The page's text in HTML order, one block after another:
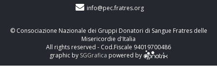
info@pec.fratres.org
© Consociazione Nazionale dei Gruppi Donatori di Sangue Fratres delle
Misericordie d'Italia
All rights reserved - Cod.Fiscale 94019700486
graphic by SGGrafica powered by